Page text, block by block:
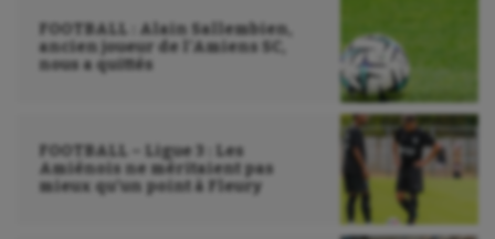
FOOTBALL : Alain Sallembien,
ancien joueur de l’Amiens SC,
nous a quittés
FOOTBALL – Ligue 3 : Les
Amiénois ne méritaient pas
mieux qu’un point à Fleury